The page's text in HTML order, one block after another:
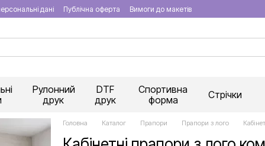
дані Публічна оферта Вимоги до макетів
Рулонний
друк
DTF
друк
Спортивна
форма
Стрічки
Головна Каталог Прапори Прапори з лого